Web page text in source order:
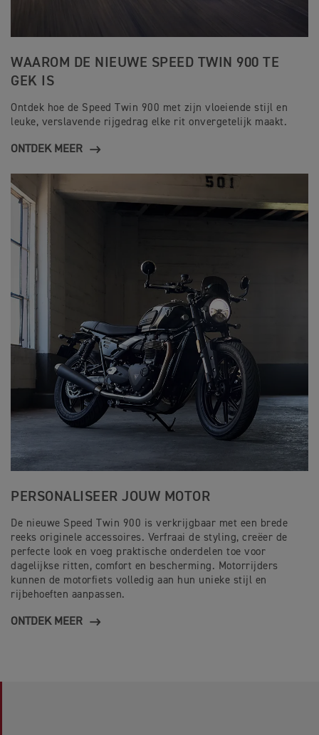
WAAROM DE NIEUWE SPEED TWIN 900 TE
GEK IS
Ontdek hoe de Speed Twin 900 met zijn vloeiende stijl en
leuke, verslavende rijgedrag elke rit onvergetelijk maakt.
ONTDEK MEER
PERSONALISEER JOUW MOTOR
De nieuwe Speed Twin 900 is verkrijgbaar met een brede
reeks originele accessoires. Verfraai de styling, creëer de
perfecte look en voeg praktische onderdelen toe voor
dagelijkse ritten, comfort en bescherming. Motorrijders
kunnen de motorfiets volledig aan hun unieke stijl en
rijbehoeften aanpassen.
ONTDEK MEER